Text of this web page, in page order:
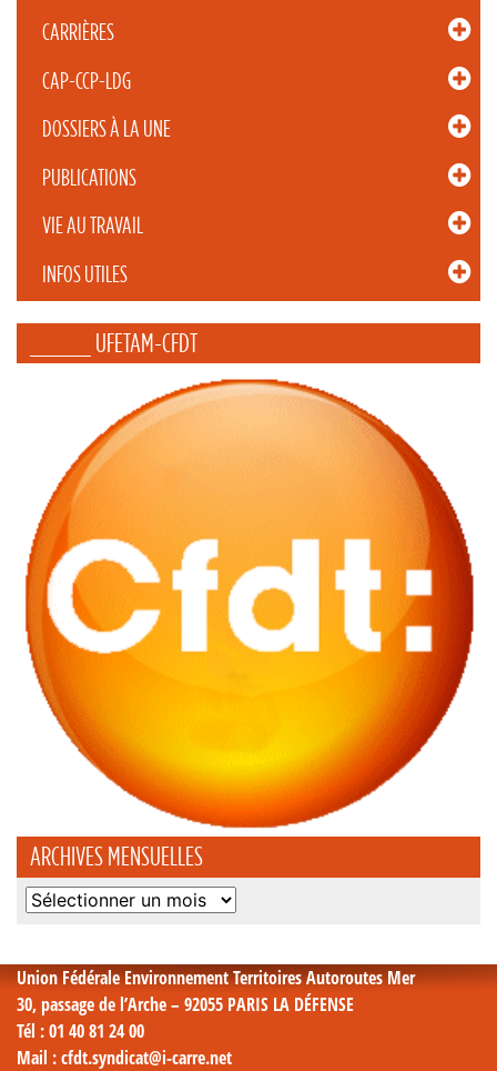
CARRIÈRES
CAP-CCP-LDG
DOSSIERS À LA UNE
PUBLICATIONS
VIE AU TRAVAIL
INFOS UTILES
_____ UFETAM-CFDT
ARCHIVES MENSUELLES
Archives
Union Fédérale Environnement Territoires Autoroutes Mer
30, passage de l’Arche – 92055 PARIS LA DÉFENSE
Tél : 01 40 81 24 00
Mail : cfdt.syndicat@i-carre.net